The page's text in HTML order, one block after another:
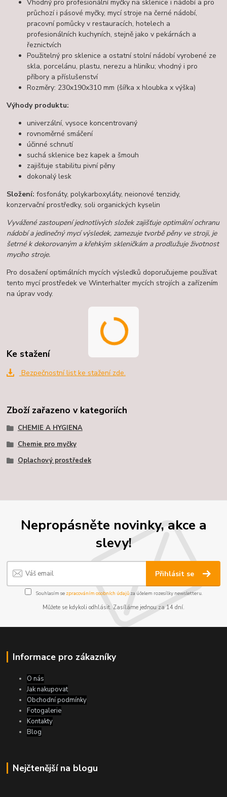
Vhodný pro profesionální myčky na sklenice i nádobí a pro
průchozí i pásové myčky, mycí stroje na černé nádobí,
pracovní pomůcky v restauracích, hotelech a
profesionálních kuchyních, stejně jako v pekárnách a
řeznictvích
Použitelný pro sklenice a ostatní stolní nádobí vyrobené ze
skla, porcelánu, plastu, nerezu a hliníku; vhodný i pro
příbory a příslušenství
Rozměry: 230x190x310 mm (šířka x hloubka x výška)
Výhody produktu:
univerzální, vysoce koncentrovaný
rovnoměrné smáčení
účinné schnutí
suchá sklenice bez kapek a šmouh
zajišťuje stabilitu pivní pěny
dokonalý lesk
Složení: fosfonáty, polykarboxyláty, neionové tenzidy,
konzervační prostředky, soli organických kyselin
Vyvážené zastoupení jednotlivých složek zajišťuje optimální ochranu
nádobí a jedinečný mycí výsledek, zamezuje tvorbě pěny ve stroji, je
šetrné k dekorovaným a křehkým skleničkám a prodlužuje životnost
mycího stroje.
Pro dosažení optimálních mycích výsledků doporučujeme používat
tento mycí prostředek ve Winterhalter mycích strojích a zařízením
na úprav vody.
Ke stažení
Bezpečnostní list ke stažení zde.
Zboží zařazeno v kategoriích
CHEMIE A HYGIENA
Chemie pro myčky
Oplachový prostředek
Nepropásněte novinky, akce a
slevy!
Přihlásit se
Souhlasím se zpracováním osobních údajůza účelem rozesílky newsletteru.
Můžete se kdykoli odhlásit. Zasíláme jednou za 14 dní.
Informace pro zákazníky
O nás
Jak nakupovat
Obchodní podmínky
Fotogalerie
Kontakty
Blog
Nejčtenější na blogu